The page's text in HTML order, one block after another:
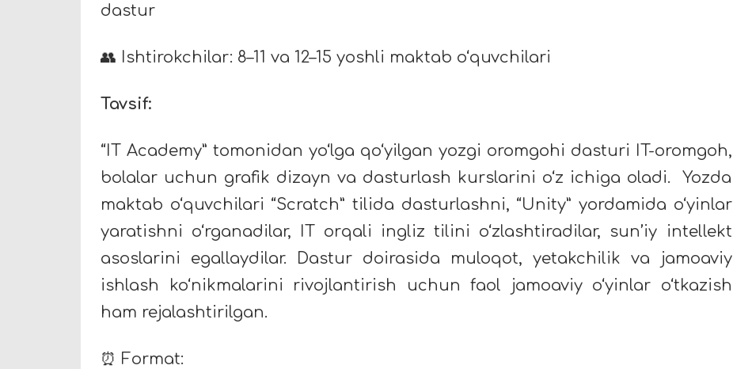
dastur
👥 Ishtirokchilar: 8–11 va 12–15 yoshli maktab o‘quvchilari
Tavsif:
“IT Academy” tomonidan yo‘lga qo‘yilgan yozgi oromgohi dasturi IT-oromgoh,
bolalar uchun grafik dizayn va dasturlash kurslarini o‘z ichiga oladi. Yozda
maktab o‘quvchilari “Scratch” tilida dasturlashni, “Unity” yordamida o‘yinlar
yaratishni o‘rganadilar, IT orqali ingliz tilini o‘zlashtiradilar, sun’iy intellekt
asoslarini egallaydilar. Dastur doirasida muloqot, yetakchilik va jamoaviy
ishlash ko‘nikmalarini rivojlantirish uchun faol jamoaviy o‘yinlar o‘tkazish
ham rejalashtirilgan.
⏰ Format: